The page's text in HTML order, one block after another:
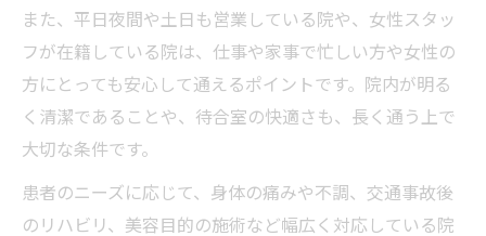
国家資格を持つ鍼灸整骨院の探し方と見分
け方
スタッフの経験と実績を確認するチェック
方法
初回相談で不安を解消する鍼灸整骨院の秘訣
鍼灸整骨院の初回相談で不安を解消する方
法
また、平日夜間や土日も営業している院や、女性スタッ
フが在籍している院は、仕事や家事で忙しい方や女性の
方にとっても安心して通えるポイントです。院内が明る
く清潔であることや、待合室の快適さも、長く通う上で
大切な条件です。
患者のニーズに応じて、身体の痛みや不調、交通事故後
のリハビリ、美容目的の施術など幅広く対応している院